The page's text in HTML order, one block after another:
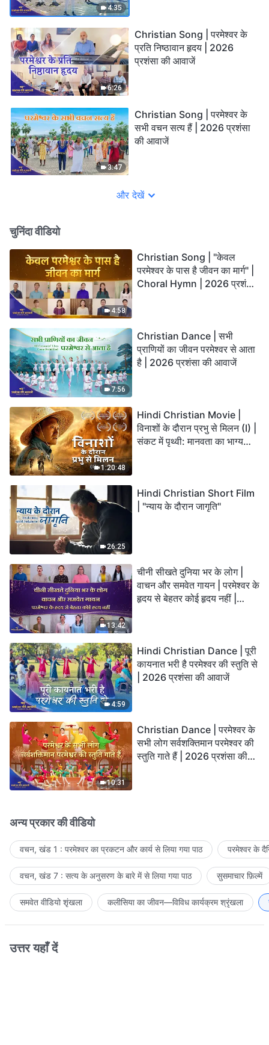
4:35
6:26
Christian Song | परमेश्वर के
प्रति निष्ठावान हृदय | 2026
प्रशंसा की आवाजें
3:47
Christian Song | परमेश्वर के
सभी वचन सत्य हैं | 2026 प्रशंसा
की आवाजें
और देखें
चुनिंदा वीडियो
4:58
Christian Song | "केवल
परमेश्वर के पास है जीवन का मार्ग" |
Choral Hymn | 2026 प्रशंसा
7:56
Christian Dance | सभी
प्राणियों का जीवन परमेश्वर से आता
है | 2026 प्रशंसा की आवाजें
1:20:48
Hindi Christian Movie |
विनाशों के दौरान प्रभु से मिलन (I) |
संकट में पृथ्वी: मानवता का भाग्य
26:25
Hindi Christian Short Film
| "न्याय के दौरान जागृति"
13:42
चीनी सीखते दुनिया भर के लोग |
वाचन और समवेत गायन | परमेश्वर के
हृदय से बेहतर कोई हृदय नहीं |
4:59
Hindi Christian Dance | पूरी
कायनात भरी है परमेश्वर की स्तुति से
| 2026 प्रशंसा की आवाजें
10:31
Christian Dance | परमेश्वर के
सभी लोग सर्वशक्तिमान परमेश्वर की
स्तुति गाते हैं | 2026 प्रशंसा की
अन्य प्रकार की वीडियो
वचन, खंड 1 : परमेश्वर का प्रकटन और कार्य से लिया गया पाठ परमेश्वर के
वचन, खंड 7 : सत्य के अनुसरण के बारे में से लिया गया पाठ सुसमाचार फ़िल्में
समवेत वीडियो शृंखला कलीसिया का जीवन—विविध कार्यक्रम श्रृंखला
उत्तर यहाँ दें